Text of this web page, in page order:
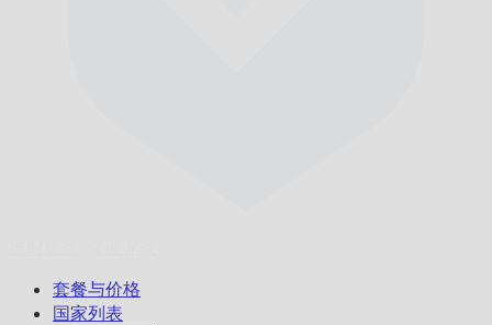
套餐与价格
国家列表